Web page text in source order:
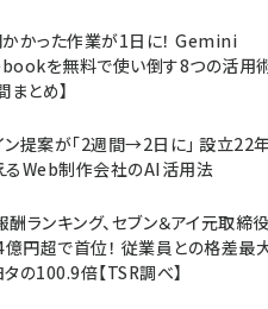
かった作業が1日に！ Gemini
を無料で使い倒す8つの活用
まとめ】
ン提案が「2週間→2日に」 設立22
るWeb制作会社のAI活用法
酬ランキング、セブン＆アイ元取締役
円超で首位！ 従業員との格差最
タの100.9倍【TSR調べ】